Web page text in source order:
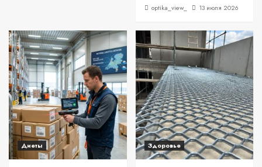
optika_view_ 13 июля 2026
Диеты Здоровье